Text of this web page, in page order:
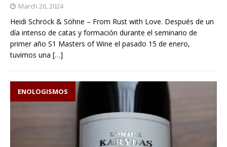
March 26, 2024
Heidi Schröck & Söhne – From Rust with Love. Después de un
día intenso de catas y formación durante el seminario de
primer año S1 Masters of Wine el pasado 15 de enero,
tuvimos una […]
ENOLOGISMOS